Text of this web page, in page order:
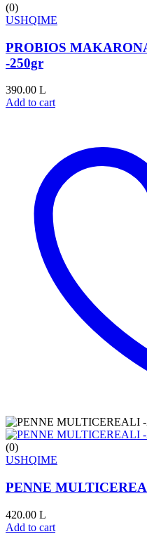
(0)
USHQIME
PROBIOS
-250gr
390.00 L
Add to cart
(0)
USHQIME
PENNE
420.00 L
Add to cart